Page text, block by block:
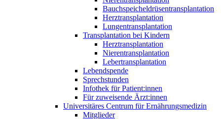
Bauchspeicheldrüsentransplantation
Herztransplantation
Lungentransplantation
Transplantation bei Kindern
Herztransplantation
Nierentransplantation
Lebertransplantation
Lebendspende
Sprechstunden
Infothek für Patient:innen
Für zuweisende Ärzt:innen
Universitäres Centrum für Ernährungsmedizin
Mitglieder